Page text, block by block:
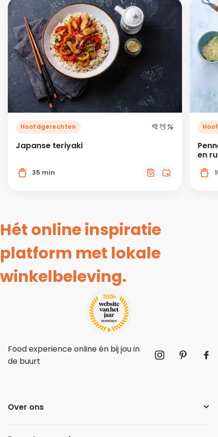
Hoofdgerechten
Japanse teriyaki
35 min
en
Hét online inspiratie
platform met lokale
winkelbeleving.
Food experience online én bij jou in
de buurt
Over ons